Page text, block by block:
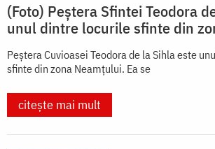
(Foto) Peștera Sfintei Teodora
unul dintre locurile sfinte din
Peștera Cuvioasei Teodora de la Sihla este
sfinte din zona Neamțului. Ea se
citește mai mult